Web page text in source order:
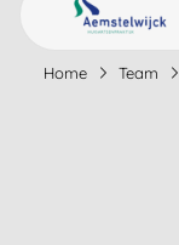
Ga naar de
Ga naar de
Ga naar de
Home Team